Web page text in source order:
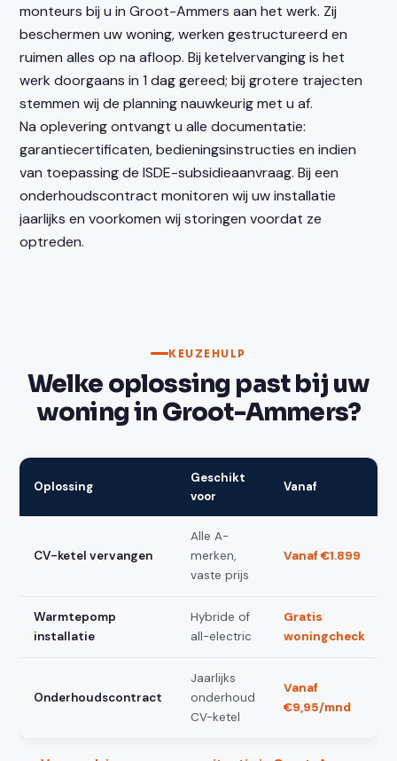
monteurs bij u in Groot-Ammers aan het werk. Zij
beschermen uw woning, werken gestructureerd en
ruimen alles op na afloop. Bij ketelvervanging is het
werk doorgaans in 1 dag gereed; bij grotere trajecten
stemmen wij de planning nauwkeurig met u af.
Na oplevering ontvangt u alle documentatie:
garantiecertificaten, bedieningsinstructies en indien
van toepassing de ISDE-subsidieaanvraag. Bij een
onderhoudscontract monitoren wij uw installatie
jaarlijks en voorkomen wij storingen voordat ze
optreden.
KEUZEHULP
Welke oplossing past bij uw
woning in Groot-Ammers?
Oplossing
Geschikt
voor
Vanaf
CV-ketel vervangen
Alle A-
merken,
vaste prijs
Vanaf €1.899
Warmtepomp
installatie
Hybride of
all-electric
Gratis
woningcheck
Onderhoudscontract
Jaarlijks
onderhoud
CV-ketel
Vanaf
€9,95/mnd